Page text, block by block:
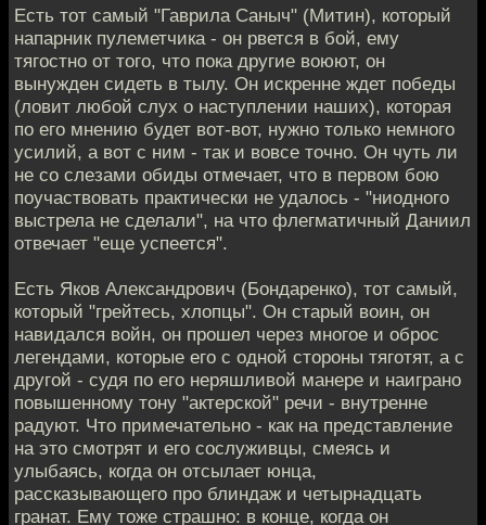
Есть тот самый "Гаврила Саныч" (Митин), который
напарник пулеметчика - он рвется в бой, ему
тягостно от того, что пока другие воюют, он
вынужден сидеть в тылу. Он искренне ждет победы
(ловит любой слух о наступлении наших), которая
по его мнению будет вот-вот, нужно только немного
усилий, а вот с ним - так и вовсе точно. Он чуть ли
не со слезами обиды отмечает, что в первом бою
поучаствовать практически не удалось - "ниодного
выстрела не сделали", на что флегматичный Даниил
отвечает "еще успеется".
Есть Яков Александрович (Бондаренко), тот самый,
который "грейтесь, хлопцы". Он старый воин, он
навидался войн, он прошел через многое и оброс
легендами, которые его с одной стороны тяготят, а с
другой - судя по его неряшливой манере и наиграно
повышенному тону "актерской" речи - внутренне
радуют. Что примечательно - как на представление
на это смотрят и его сослуживцы, смеясь и
улыбаясь, когда он отсылает юнца,
рассказывающего про блиндаж и четырнадцать
гранат. Ему тоже страшно: в конце, когда он